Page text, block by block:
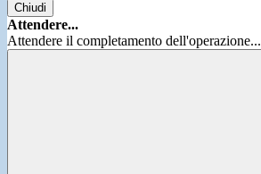
Chiudi
Attendere...
Attendere il completamento dell'operazione...